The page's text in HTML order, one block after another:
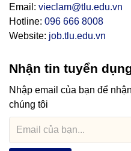
Email: vieclam@tlu.edu.vn
Hotline: 096 666 8008
Website: job.tlu.edu.vn
Nhận tin tuyển
Nhập email của bạn để
chúng tôi